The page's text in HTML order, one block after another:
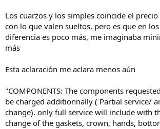
Los cuarzos y los simples coincide el
con lo que valen sueltos, pero es que en
diferencia es poco más, me imaginaba
más
Esta aclaración me aclara menos aún
"COMPONENTS: The components
be charged additionnally ( Partial service/
change). only full service will include with
change of the gaskets, crown, hands,